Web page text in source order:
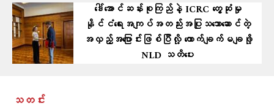
ဒေါ်အောင်ဆန်းစုကြည်နဲ့ ICRC တွေ့ဆုံမှု
နိုင်ငံရေးအကျပ်အတည်းအပြုသဘောဆောင်တဲ့
အလှည့်အပြောင်းဖြစ်ပြီလို့ ကောက်ချက်မချဖို့
NLD သတိပေး
သတင်း